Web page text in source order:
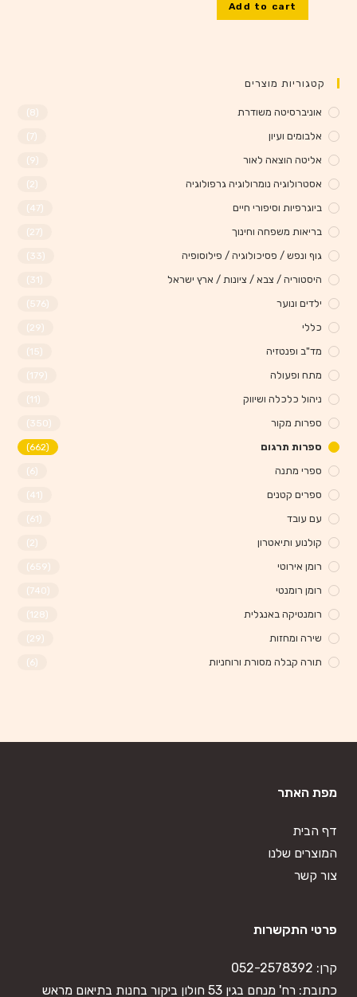
Add to cart
קטגוריות מוצרים
אוניברסיטה משודרת (8)
אלבומים ועיון (7)
אליטה הוצאה לאור (9)
אסטרולוגיה נומרולוגיה גרפולוגיה (2)
ביוגרפיות וסיפורי חיים (47)
בריאות משפחה וחינוך (27)
גוף ונפש / פסיכולוגיה / פילוסופיה (33)
היסטוריה / צבא / ציונות / ארץ ישראל (31)
ילדים ונוער (576)
כללי (29)
מד"ב ופנטזיה (15)
מתח ופעולה (179)
ניהול כלכלה ושיווק (11)
ספרות מקור (350)
ספרות תרגום (662)
ספרי מתנה (6)
ספרים קטנים (41)
עם עובד (61)
קולנוע ותיאטרון (2)
רומן אירוטי (659)
רומן רומנטי (740)
רומנטיקה באנגלית (128)
שירה ומחזות (29)
תורה קבלה מסורת ורוחניות (6)
מפת האתר
דף הבית
המוצרים שלנו
צור קשר
פרטי התקשרות
קרן: 052-2578392
כתובת: רח' מנחם בגין 53 חולון ביקור בחנות בתיאום מראש